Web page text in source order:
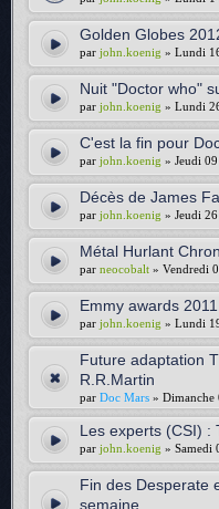
Golden Globes
par john.koenig » Lundi
Nuit "Doctor who"
par john.koenig » Lundi
C'est la fin pour
par john.koenig » Jeudi
Décès de James
par john.koenig » Jeudi
Métal Hurlant
par neocobalt » Vendredi
Emmy awards 2011
par john.koenig » Lundi
Future adaptation
R.R.Martin
par Doc Mars » Dimanche
Les experts (CSI) :
par john.koenig » Samedi
Fin des Desperate
semaine